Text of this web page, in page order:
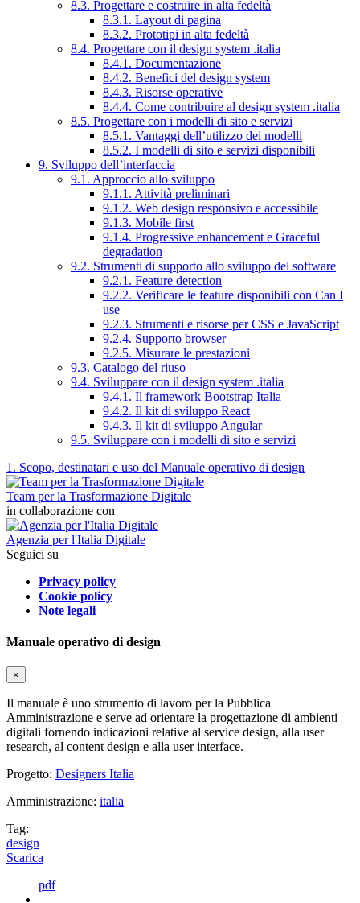
8.3. Progettare e costruire in alta fedeltà
8.3.1. Layout di pagina
8.3.2. Prototipi in alta fedeltà
8.4. Progettare con il design system .italia
8.4.1. Documentazione
8.4.2. Benefici del design system
8.4.3. Risorse operative
8.4.4. Come contribuire al design system .italia
8.5. Progettare con i modelli di sito e servizi
8.5.1. Vantaggi dell’utilizzo dei modelli
8.5.2. I modelli di sito e servizi disponibili
9. Sviluppo dell’interfaccia
9.1. Approccio allo sviluppo
9.1.1. Attività preliminari
9.1.2. Web design responsivo e accessibile
9.1.3. Mobile first
9.1.4. Progressive enhancement e Graceful
degradation
9.2. Strumenti di supporto allo sviluppo del software
9.2.1. Feature detection
9.2.2. Verificare le feature disponibili con Can I
use
9.2.3. Strumenti e risorse per CSS e JavaScript
9.2.4. Supporto browser
9.2.5. Misurare le prestazioni
9.3. Catalogo del riuso
9.4. Sviluppare con il design system .italia
9.4.1. Il framework Bootstrap Italia
9.4.2. Il kit di sviluppo React
9.4.3. Il kit di sviluppo Angular
9.5. Sviluppare con i modelli di sito e servizi
1. Scopo, destinatari e uso del Manuale operativo di design
Team per la Trasformazione Digitale
in collaborazione con
Agenzia per l'Italia Digitale
Seguici su
Privacy policy
Cookie policy
Note legali
Manuale operativo di design
×
Il manuale è uno strumento di lavoro per la Pubblica
Amministrazione e serve ad orientare la progettazione di ambienti
digitali fornendo indicazioni relative al service design, alla user
research, al content design e alla user interface.
Progetto: Designers Italia
Amministrazione: italia
Tag:
design
Scarica
pdf